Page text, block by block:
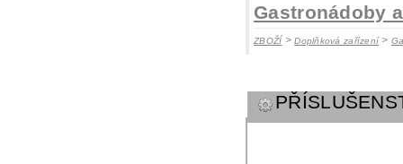
Gastronádoby
ZBOŽÍ>Doplňková zařízení>